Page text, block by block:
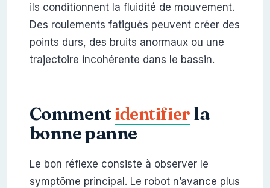
ils conditionnent la fluidité de mouvement.
Des roulements fatigués peuvent créer des
points durs, des bruits anormaux ou une
trajectoire incohérente dans le bassin.
Commentidentifierla
bonne panne
Le bon réflexe consiste à observer le
symptôme principal. Le robot n’avance plus